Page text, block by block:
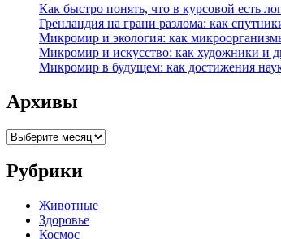
Как быстро понять, что в курсовой есть
Гренландия на грани разлома: как
Микромир и экология: как
Микромир и искусство: как художники и
Микромир в будущем: как достижения
Архивы
Архивы
Рубрики
Животные
Здоровье
Космос